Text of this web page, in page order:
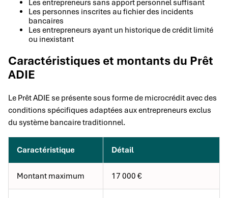
Les entrepreneurs sans apport personnel suffisant
Les personnes inscrites au fichier des incidents
bancaires
Les entrepreneurs ayant un historique de crédit limité
ou inexistant
Caractéristiques et montants du Prêt
ADIE
Le Prêt ADIE se présente sous forme de microcrédit avec des
conditions spécifiques adaptées aux entrepreneurs exclus
du système bancaire traditionnel.
Caractéristique Détail
Montant maximum 17 000 €